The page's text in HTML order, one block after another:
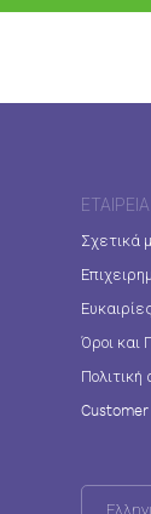
ΕΤΑΙΡΕΊΑ
Σχετικά
Όροι και